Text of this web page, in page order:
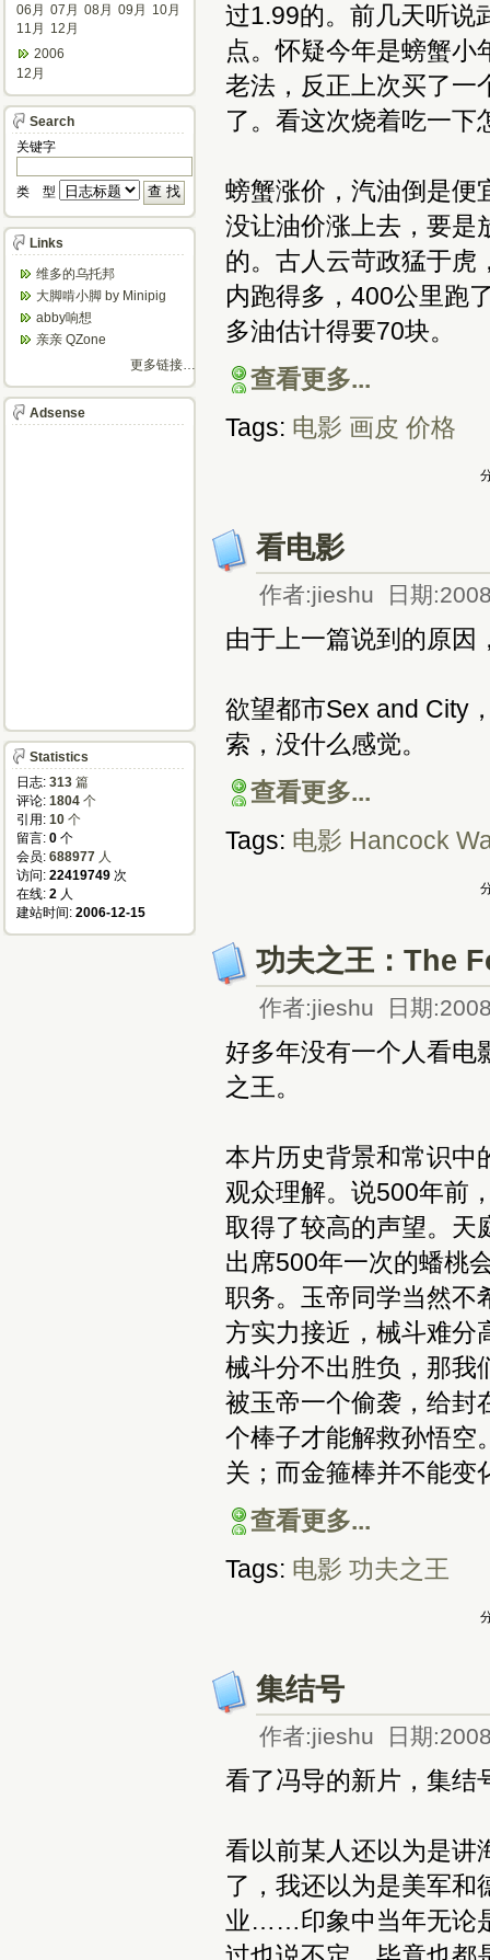
过1.99的。前几天听说
点。怀疑今年是螃蟹小
老法，反正上次买了一
了。看这次烧着吃一下
螃蟹涨价，汽油倒是便
没让油价涨上去，要是
的。古人云苛政猛于虎
内跑得多，400公里跑
多油估计得要70块。
查看更多...
Tags: 电影 画皮 价格
看电影
作者:jieshu 日期
由于上一篇说到的原因
欲望都市Sex and City
索，没什么感觉。
查看更多...
Tags: 电影 Hancock
功夫之王：The
作者:jieshu 日期
好多年没有一个人看电
之王。
本片历史背景和常识中
观众理解。说500年前
取得了较高的声望。天
出席500年一次的蟠桃
职务。玉帝同学当然不
方实力接近，械斗难分
械斗分不出胜负，那我
被玉帝一个偷袭，给封
个棒子才能解救孙悟空
关；而金箍棒并不能变
查看更多...
Tags: 电影 功夫之王
集结号
作者:jieshu 日期
看了冯导的新片，集结
看以前某人还以为是讲
了，我还以为是美军和
业……印象中当年无论
06月 07月 08月 09月
10月
11月
12月
2006
12月
Search
关键字
类 型
Links
维多的乌托邦
大脚啃小脚 by Minipig
abby响想
亲亲 QZone
更多链接…
Adsense
Statistics
日志: 313 篇
评论: 1804 个
引用: 10 个
留言: 0 个
会员: 688977 人
访问: 22419749 次
在线: 2 人
建站时间: 2006-12-15